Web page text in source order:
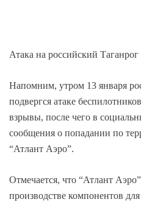
Атака на российский Таганрог
Напомним, утром 13 января
подвергся атаке
взрывы, после чего в
сообщения о попадании по
“Атлант Аэро”.
Отмечается, что “Атлант
производстве компонентов